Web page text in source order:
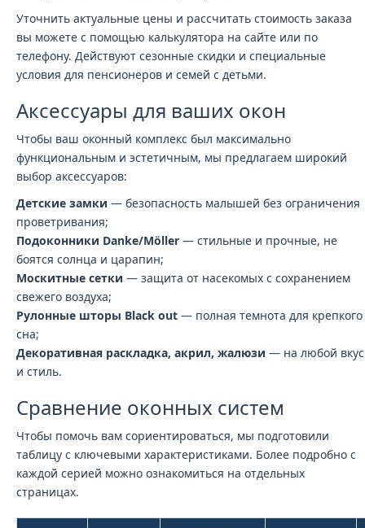
Уточнить актуальные цены и рассчитать стоимость заказа
вы можете с помощью калькулятора на сайте или по
телефону. Действуют сезонные скидки и специальные
условия для пенсионеров и семей с детьми.
Аксессуары для ваших окон
Чтобы ваш оконный комплекс был максимально
функциональным и эстетичным, мы предлагаем широкий
выбор аксессуаров:
Детские замки — безопасность малышей без ограничения
проветривания;
Подоконники Danke/Möller — стильные и прочные, не
боятся солнца и царапин;
Москитные сетки — защита от насекомых с сохранением
свежего воздуха;
Рулонные шторы Black out — полная темнота для крепкого
сна;
Декоративная раскладка, акрил, жалюзи — на любой вкус
и стиль.
Сравнение оконных систем
Чтобы помочь вам сориентироваться, мы подготовили
таблицу с ключевыми характеристиками. Более подробно с
каждой серией можно ознакомиться на отдельных
страницах.